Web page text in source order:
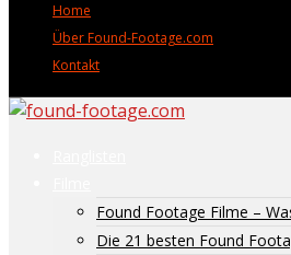
Home
Über Found-Footage.com
Kontakt
Found Footage Filme –
Die 21 besten Found